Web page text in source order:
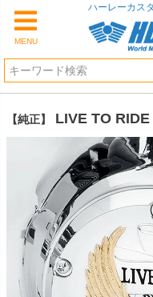
MENU
ハーレーカス
【純正】 LIVE TO